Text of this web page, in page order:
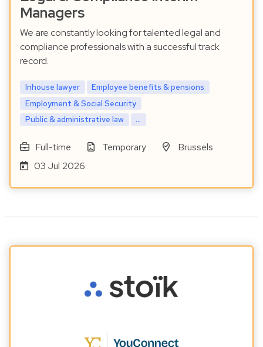
Managers
We are constantly looking for talented legal and
compliance professionals with a successful track
record.
Inhouse lawyer
Employee benefits & pensions
Employment & Social Security
Public & administrative law
...
Full-time Temporary
Brussels
03 Jul 2026